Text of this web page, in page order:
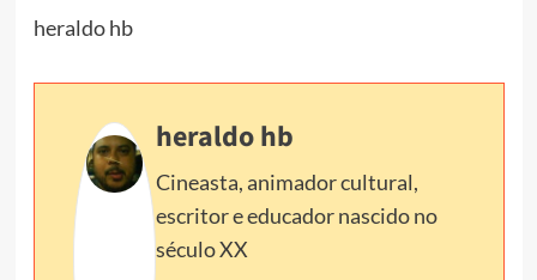
heraldo hb
heraldo hb
Cineasta, animador cultural,
escritor e educador nascido no
século XX